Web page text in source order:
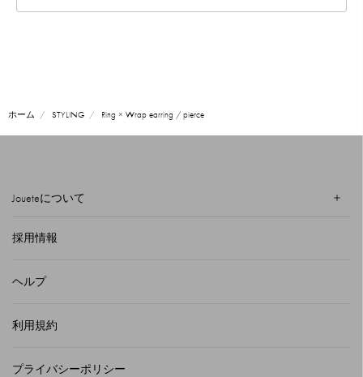
ホーム STYLING Ring × Wrap earring / pierce
Joueteについて
採用情報
ヘルプ
利用規約
プライバシーポリシー